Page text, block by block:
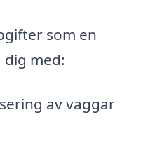
som en
med:
av väggar